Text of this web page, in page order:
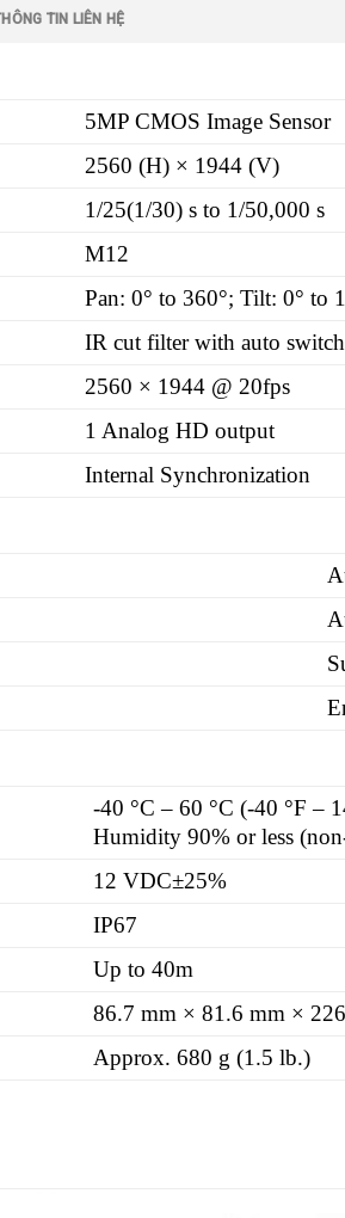
TIN LIÊN HỆ
5MP CMOS Image Sensor
2560 (H) × 1944 (V)
1/25(1/30) s to 1/50,000 s
M12
Pan: 0° to 360°; Tilt: 0° to
IR cut filter with auto switch
2560 × 1944 @ 20fps
1 Analog HD output
Internal Synchronization
-40 °C – 60 °C (-40 °F –
Humidity 90% or less
12 VDC±25%
IP67
Up to 40m
86.7 mm × 81.6 mm ×
Approx. 680 g (1.5 lb.)